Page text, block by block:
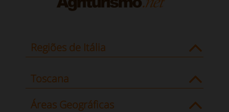
Regiões de Itália
Toscana
Áreas Geográficas